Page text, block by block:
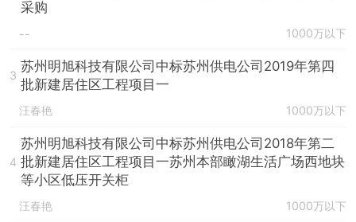
采购
-- 1000万以下
3
苏州明旭科技有限公司中标苏州供电公司2019年第四
批新建居住区工程项目一
汪春艳 1000万以下
4
苏州明旭科技有限公司中标苏州供电公司2018年第二
批新建居住区工程项目一苏州本部瞰湖生活广场西地块
等小区低压开关柜
汪春艳 1000万以下